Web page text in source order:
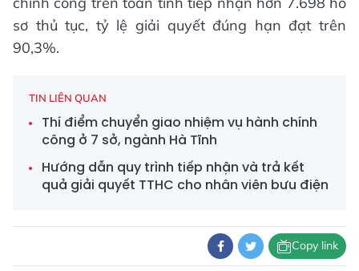
sơ thủ tục, tỷ lệ giải quyết đúng hạn đạt trên
90,3%.
TIN LIÊN QUAN
Thí điểm chuyển giao nhiệm vụ hành chính
công ở 7 sở, ngành Hà Tĩnh
Hướng dẫn quy trình tiếp nhận và trả kết
quả giải quyết TTHC cho nhân viên bưu điện
Copy link